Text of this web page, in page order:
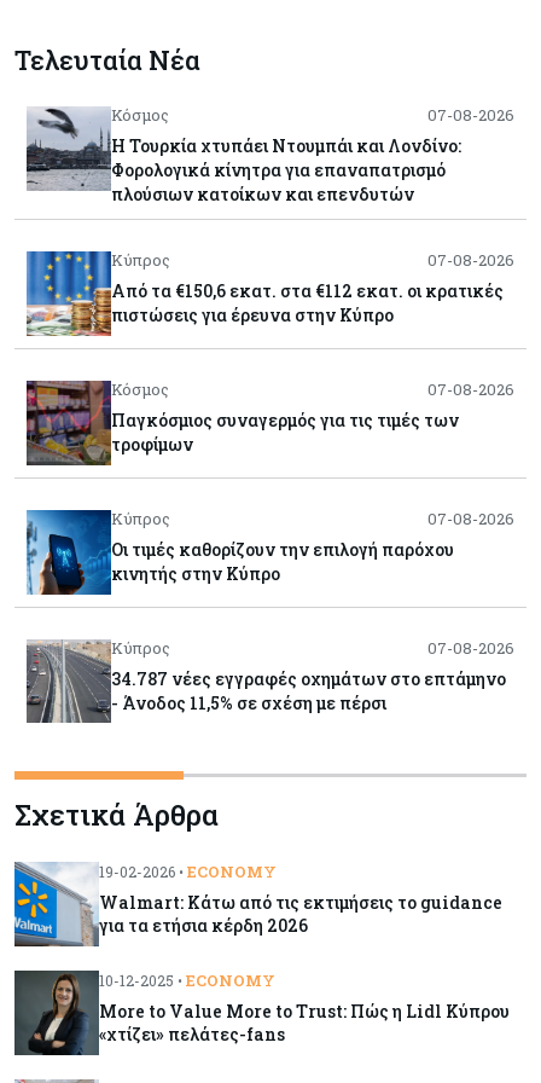
Τελευταία Νέα
Κόσμος 07-08-2026
Η Τουρκία χτυπάει Ντουμπάι και Λονδίνο:
Φορολογικά κίνητρα για επαναπατρισμό
πλούσιων κατοίκων και επενδυτών
Κύπρος 07-08-2026
Από τα €150,6 εκατ. στα €112 εκατ. οι κρατικές
πιστώσεις για έρευνα στην Κύπρο
Κόσμος 07-08-2026
Παγκόσμιος συναγερμός για τις τιμές των
τροφίμων
Κύπρος 07-08-2026
Οι τιμές καθορίζουν την επιλογή παρόχου
κινητής στην Κύπρο
Κύπρος 07-08-2026
34.787 νέες εγγραφές οχημάτων στο επτάμηνο
- Άνοδος 11,5% σε σχέση με πέρσι
Κόσμος 07-08-2026
ΕΚΤ: Αιφνιδιάστηκε από την πώληση ευρώ από
τις ΗΠΑ
Κύπρος 07-08-2026
Χορηγία €10.000 για υποτροφίες σε φοιτητές του
Κύπρος
Σχετικά Άρθρα
19-02-2026 • ECONOMY
Walmart: Κάτω από τις εκτιμήσεις το guidance
για τα ετήσια κέρδη 2026
10-12-2025 • ECONOMY
More to Value More to Trust: Πώς η Lidl Κύπρου
«χτίζει» πελάτες-fans